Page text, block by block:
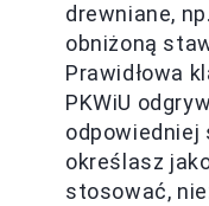
drewniane,
obniżoną
Prawidłowa
PKWiU
odpowiedniej
określasz
stosować,